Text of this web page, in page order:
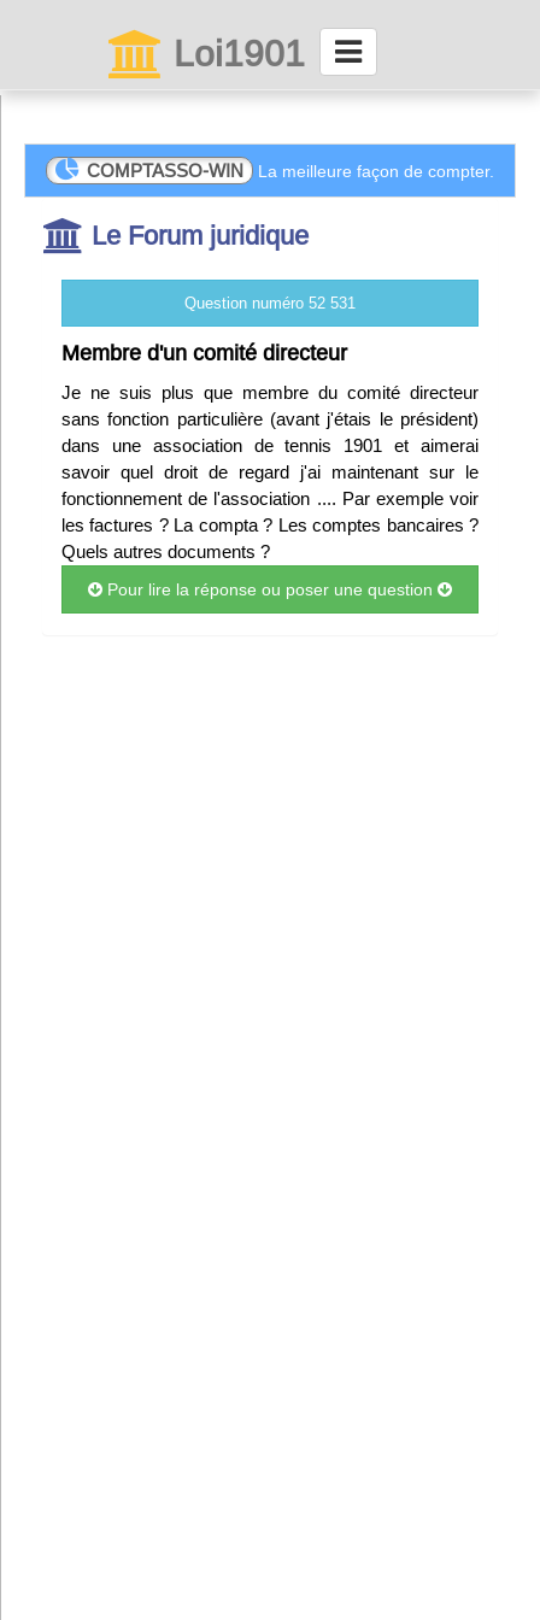
Loi1901
Connexion
Abonnez-vous à LettrAsso
Menu général
ServiceAsso
Partager
VieAsso
Infos
COMPTASSO-WIN La meilleure façon de compter.
Le Forum juridique
Question numéro 52 531
Membre d'un comité directeur
Je ne suis plus que membre du comité directeur
sans fonction particulière (avant j'étais le président)
dans une association de tennis 1901 et aimerai
savoir quel droit de regard j'ai maintenant sur le
fonctionnement de l'association .... Par exemple voir
les factures ? La compta ? Les comptes bancaires ?
Quels autres documents ?
Pour lire la réponse ou poser une question